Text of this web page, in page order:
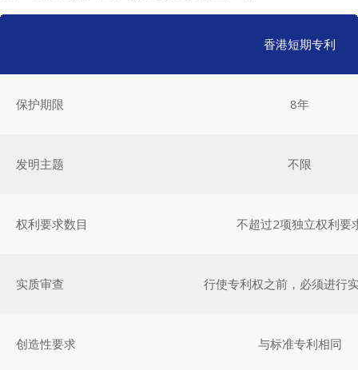
香港短期专利
保护期限 8年
发明主题 不限
权利要求数目 不超过2项独立权利要
实质审查 行使专利权之前，必须进行
创造性要求 与标准专利相同